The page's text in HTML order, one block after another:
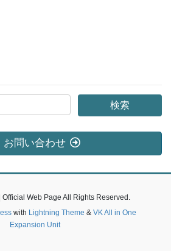
お問い合わせ
Web Page All Rights Reserved.
with Lightning Theme & VK All in One
Expansion Unit